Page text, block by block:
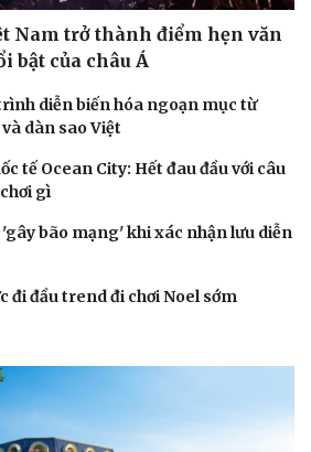
Nam trở thành điểm hẹn văn
bật của châu Á
diễn biến hóa ngoạn mục từ
dàn sao Việt
tế Ocean City: Hết đau đầu với câu
gì
bão mạng' khi xác nhận lưu diễn
đi đầu trend đi chơi Noel sớm